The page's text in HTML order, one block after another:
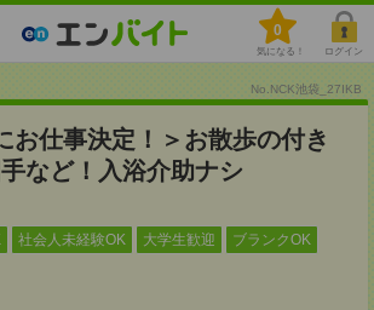
0
気になる！ ログイン
No.NCK池袋_27IKB
お仕事決定！＞お散歩の付き
など！入浴介助ナシ
社会人未経験OK 大学生歓迎 ブランクOK